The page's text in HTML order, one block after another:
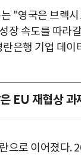
"영국은 브렉
장 속도를 따라
은행 기업 데
EU 재협상 과
으로 이어졌다.